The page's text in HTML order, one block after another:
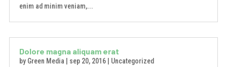
enim ad minim veniam,...
Dolore magna aliquam erat
by Green Media sep 20, 2016| Uncategorized